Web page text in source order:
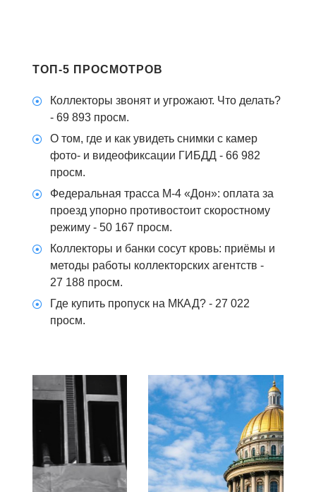
ТОП-5 ПРОСМОТРОВ
Коллекторы звонят и угрожают. Что делать?
- 69 893 просм.
О том, где и как увидеть снимки с камер
фото- и видеофиксации ГИБДД - 66 982
просм.
Федеральная трасса М-4 «Дон»: оплата за
проезд упорно противостоит скоростному
режиму - 50 167 просм.
Коллекторы и банки сосут кровь: приёмы и
методы работы коллекторских агентств -
27 188 просм.
Где купить пропуск на МКАД? - 27 022
просм.